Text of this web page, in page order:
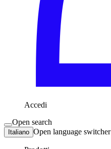
Accedi
Open search
Italiano Open language switcher